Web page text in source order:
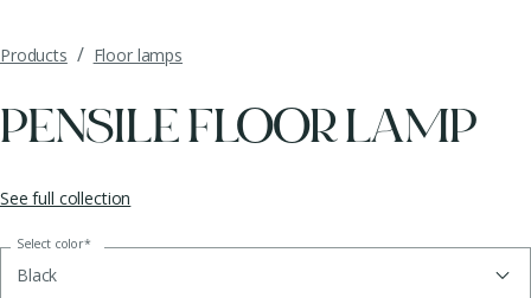
Products / Floor lamps
PENSILE FLOOR LAMP
See full collection
Select color*
Black